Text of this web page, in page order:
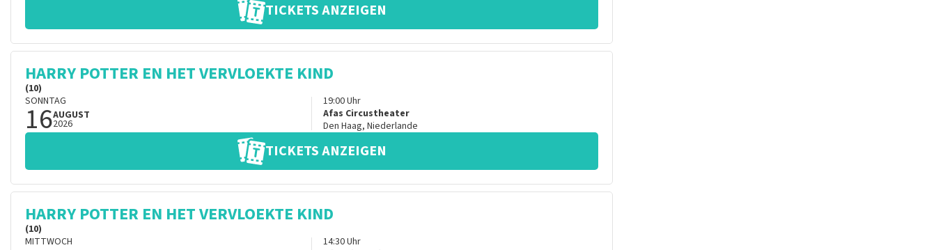
TICKETS ANZEIGEN
HARRY POTTER EN HET VERVLOEKTE KIND
(10)
SONNTAG
16AUGUST
2026
19:00Uhr
Afas Circustheater
Den Haag, Niederlande
TICKETS ANZEIGEN
HARRY POTTER EN HET VERVLOEKTE KIND
(10)
MITTWOCH
14:30Uhr